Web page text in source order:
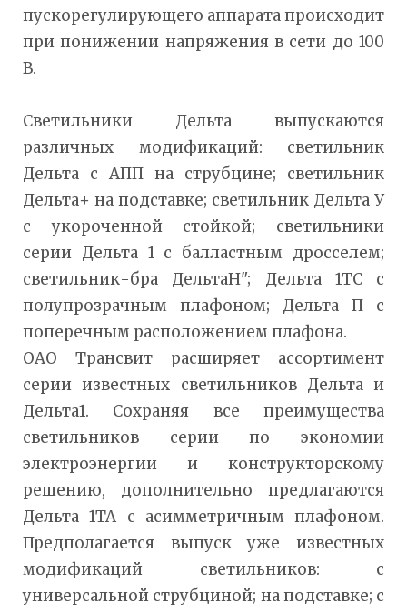
пускорегулирующего аппарата происходит
при понижении напряжения в сети до 100
В.
Светильники Дельта выпускаются
различных модификаций: светильник
Дельта с АПП на струбцине; светильник
Дельта+ на подставке; светильник Дельта У
с укороченной стойкой; светильники
серии Дельта 1 с балластным дросселем;
светильник-бра ДельтаН"; Дельта 1ТС с
полупрозрачным плафоном; Дельта П с
поперечным расположением плафона.
ОАО Трансвит расширяет ассортимент
серии известных светильников Дельта и
Дельта1. Сохраняя все преимущества
светильников серии по экономии
электроэнергии и конструкторскому
решению, дополнительно предлагаются
Дельта 1ТА с асимметричным плафоном.
Предполагается выпуск уже известных
модификаций светильников: с
универсальной струбциной; на подставке; с